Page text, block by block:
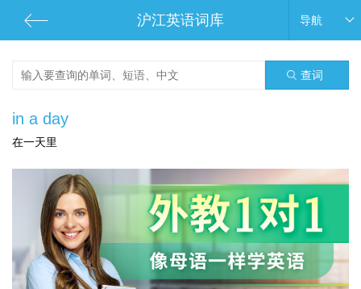
沪江英语词库 导航
查词
in a day
在一天里